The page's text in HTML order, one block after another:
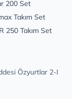
200 Set
Takım Set
250 Takım Set
Özyurtlar 2-I